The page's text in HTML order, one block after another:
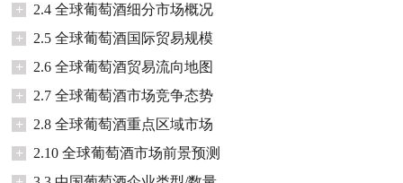
+
2.4 全球葡萄酒细分市场概况
+
2.5 全球葡萄酒国际贸易规模
+
2.6 全球葡萄酒贸易流向地图
+
2.7 全球葡萄酒市场竞争态势
+
2.8 全球葡萄酒重点区域市场
+
2.10 全球葡萄酒市场前景预测